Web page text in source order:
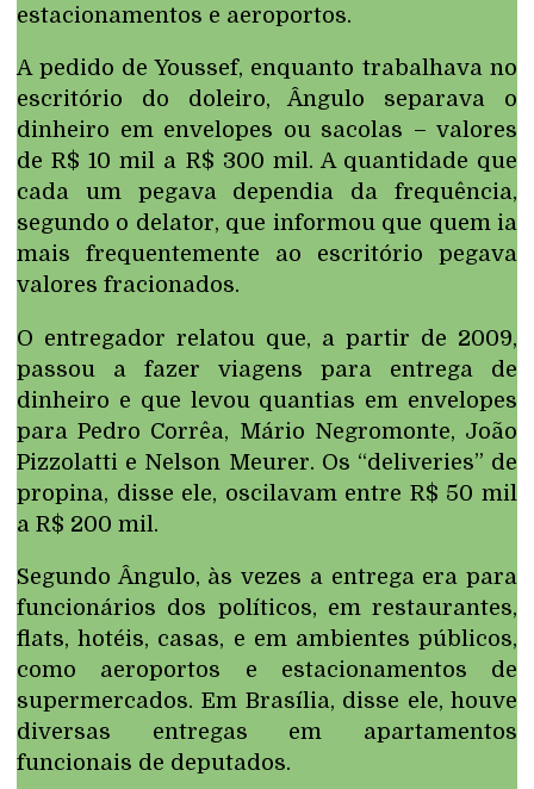
estacionamentos e aeroportos.
A pedido de Youssef, enquanto trabalhava no
escritório do doleiro, Ângulo separava o
dinheiro em envelopes ou sacolas – valores
de R$ 10 mil a R$ 300 mil. A quantidade que
cada um pegava dependia da frequência,
segundo o delator, que informou que quem ia
mais frequentemente ao escritório pegava
valores fracionados.
O entregador relatou que, a partir de 2009,
passou a fazer viagens para entrega de
dinheiro e que levou quantias em envelopes
para Pedro Corrêa, Mário Negromonte, João
Pizzolatti e Nelson Meurer. Os “deliveries” de
propina, disse ele, oscilavam entre R$ 50 mil
a R$ 200 mil.
Segundo Ângulo, às vezes a entrega era para
funcionários dos políticos, em restaurantes,
flats, hotéis, casas, e em ambientes públicos,
como aeroportos e estacionamentos de
supermercados. Em Brasília, disse ele, houve
diversas entregas em apartamentos
funcionais de deputados.